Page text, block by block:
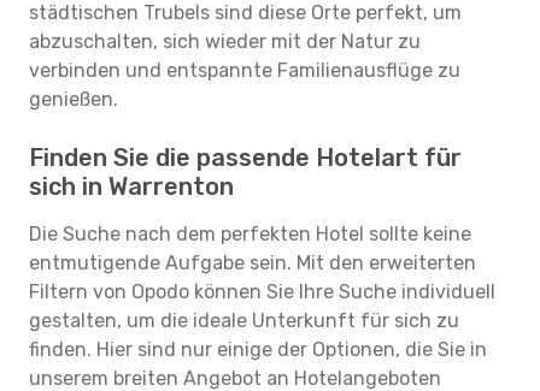
städtischen Trubels sind diese Orte perfekt, um
abzuschalten, sich wieder mit der Natur zu
verbinden und entspannte Familienausflüge zu
genießen.
Finden Sie die passende Hotelart für
sich in Warrenton
Die Suche nach dem perfekten Hotel sollte keine
entmutigende Aufgabe sein. Mit den erweiterten
Filtern von Opodo können Sie Ihre Suche individuell
gestalten, um die ideale Unterkunft für sich zu
finden. Hier sind nur einige der Optionen, die Sie in
unserem breiten Angebot an Hotelangeboten